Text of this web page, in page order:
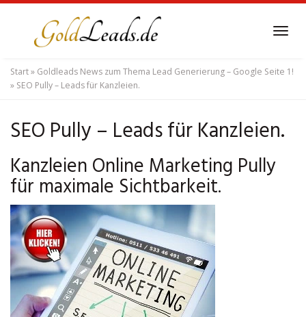
content
Start» Goldleads News zum Thema Lead Generierung – Google Seite 1!
» SEO Pully – Leads für Kanzleien.
SEO Pully – Leads für Kanzleien.
Kanzleien Online Marketing Pully
für maximale Sichtbarkeit.